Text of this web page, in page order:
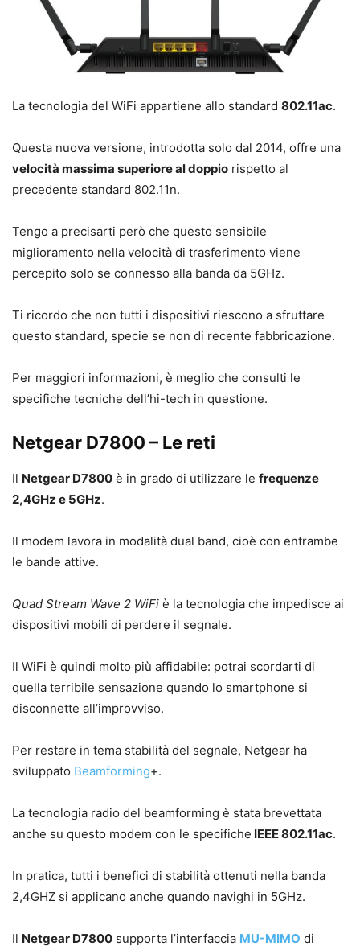
La tecnologia del WiFi appartiene allo standard 802.11ac.
Questa nuova versione, introdotta solo dal 2014, offre una
velocità massima superiore al doppio rispetto al
precedente standard 802.11n.
Tengo a precisarti però che questo sensibile
miglioramento nella velocità di trasferimento viene
percepito solo se connesso alla banda da 5GHz.
Ti ricordo che non tutti i dispositivi riescono a sfruttare
questo standard, specie se non di recente fabbricazione.
Per maggiori informazioni, è meglio che consulti le
specifiche tecniche dell’hi-tech in questione.
Netgear D7800 – Le reti
Il Netgear D7800 è in grado di utilizzare le frequenze
2,4GHz e 5GHz.
Il modem lavora in modalità dual band, cioè con entrambe
le bande attive.
Quad Stream Wave 2 WiFi è la tecnologia che impedisce ai
dispositivi mobili di perdere il segnale.
Il WiFi è quindi molto più affidabile: potrai scordarti di
quella terribile sensazione quando lo smartphone si
disconnette all’improvviso.
Per restare in tema stabilità del segnale, Netgear ha
sviluppato Beamforming+.
La tecnologia radio del beamforming è stata brevettata
anche su questo modem con le specifiche IEEE 802.11ac.
In pratica, tutti i benefici di stabilità ottenuti nella banda
2,4GHZ si applicano anche quando navighi in 5GHz.
Il Netgear D7800 supporta l’interfaccia MU-MIMO di